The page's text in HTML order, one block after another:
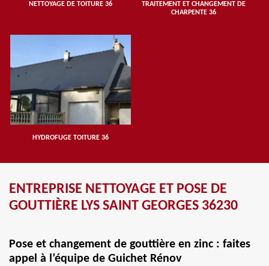
NETTOYAGE DE TOITURE 36
TRAITEMENT ET CHANGEMENT DE
CHARPENTE 36
HYDROFUGE TOITURE 36
ENTREPRISE NETTOYAGE ET POSE DE
GOUTTIÈRE LYS SAINT GEORGES 36230
Pose et changement de gouttière en zinc : faites
appel à l’équipe de Guichet Rénov